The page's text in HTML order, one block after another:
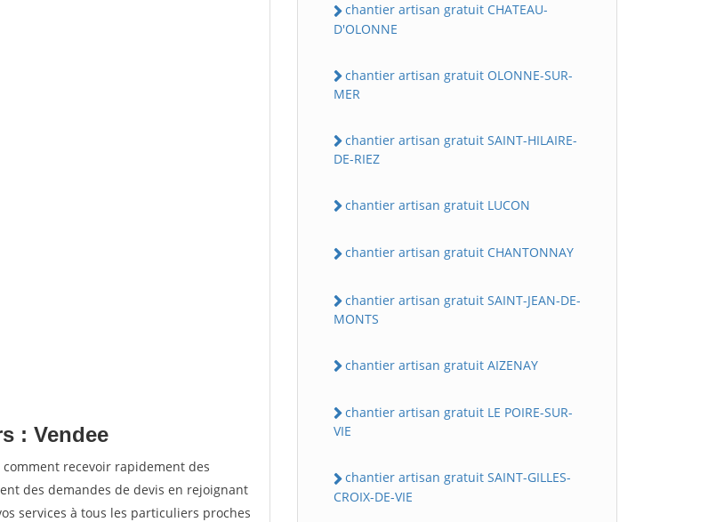
: Vendee
recevoir rapidement des
des demandes de devis en rejoignant
services à tous les particuliers proches
chantier artisan gratuit CHATEAU-
D'OLONNE
chantier artisan gratuit OLONNE-SUR-
MER
chantier artisan gratuit SAINT-HILAIRE-
DE-RIEZ
chantier artisan gratuit LUCON
chantier artisan gratuit CHANTONNAY
chantier artisan gratuit SAINT-JEAN-DE-
MONTS
chantier artisan gratuit AIZENAY
chantier artisan gratuit LE POIRE-SUR-
VIE
chantier artisan gratuit SAINT-GILLES-
CROIX-DE-VIE